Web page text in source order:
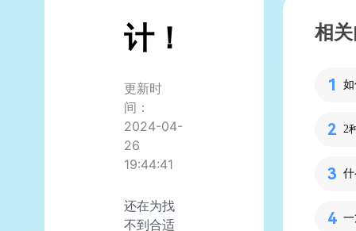
计！
更新时
间：
2024-04-
26
19:44:41
还在为找
不到合适
相
2